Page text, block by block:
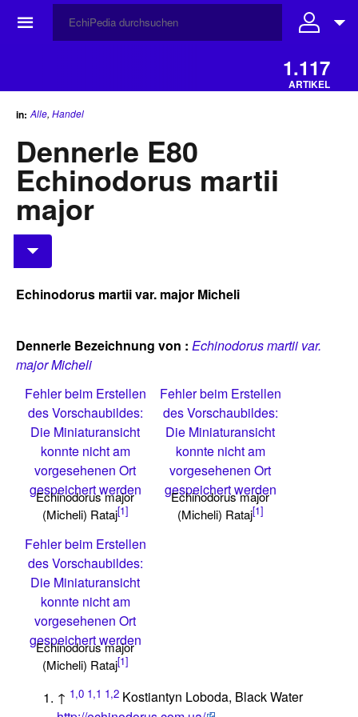
☰
1.117
ARTIKEL
in: Alle, Handel
Dennerle E80
Echinodorus martii
major
Echinodorus martii var. major Micheli
Dennerle Bezeichnung von : Echinodorus martii var.
major Micheli
Fehler beim Erstellen
des Vorschaubildes:
Die Miniaturansicht
konnte nicht am
vorgesehenen Ort
gespeichert werden
Echinodorus major
(Micheli) Rataj[1]
Fehler beim Erstellen
des Vorschaubildes:
Die Miniaturansicht
konnte nicht am
vorgesehenen Ort
gespeichert werden
Echinodorus major
(Micheli) Rataj[1]
Fehler beim Erstellen
des Vorschaubildes:
Die Miniaturansicht
konnte nicht am
vorgesehenen Ort
gespeichert werden
Echinodorus major
(Micheli) Rataj[1]
↑ 1,0 1,1 1,2 Kostiantyn Loboda, Black Water